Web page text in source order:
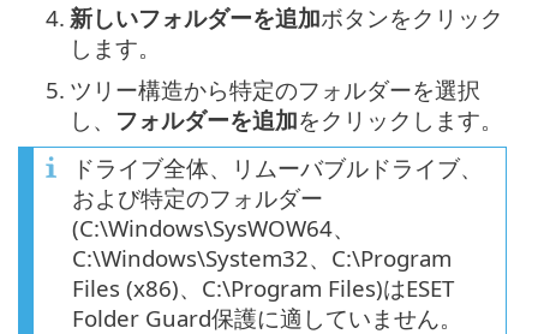
4. 新しいフォルダーを追加ボタンをクリック
します。
5. ツリー構造から特定のフォルダーを選択
し、 フォルダーを追加をクリックします。
ドライブ全体、リムーバブルドライブ、
および特定のフォルダー
(C:\Windows\SysWOW64、
C:\Windows\System32、C:\Program
Files (x86)、C:\Program Files)はESET
Folder Guard保護に適していません。